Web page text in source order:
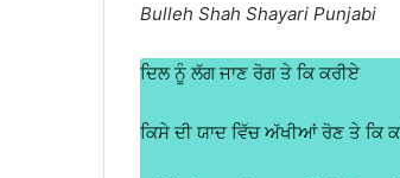
Bulleh Shah Shayari Punjabi
ਦਿਲ ਨੂੰ ਲੱਗ ਜਾਣ ਰੋਗ ਤੇ ਕਿ ਕਰੀਏ
ਕਿਸੇ ਦੀ ਯਾਦ ਵਿੱਚ ਅੱਖੀਆਂ ਰੋਣ ਤੇ ਕਿ